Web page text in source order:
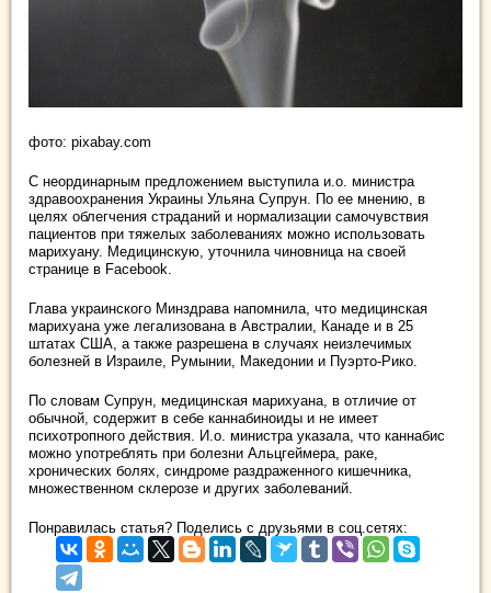
фото: pixabay.com
С неординарным предложением выступила и.о. министра
здравоохранения Украины Ульяна Супрун. По ее мнению, в
целях облегчения страданий и нормализации самочувствия
пациентов при тяжелых заболеваниях можно использовать
марихуану. Медицинскую, уточнила чиновница на своей
странице в Facebook.
Глава украинского Минздрава напомнила, что медицинская
марихуана уже легализована в Австралии, Канаде и в 25
штатах США, а также разрешена в случаях неизлечимых
болезней в Израиле, Румынии, Македонии и Пуэрто-Рико.
По словам Супрун, медицинская марихуана, в отличие от
обычной, содержит в себе каннабиноиды и не имеет
психотропного действия. И.о. министра указала, что каннабис
можно употреблять при болезни Альцгеймера, раке,
хронических болях, синдроме раздраженного кишечника,
множественном склерозе и других заболеваний.
Понравилась статья? Поделись с друзьями в соц.сетях: